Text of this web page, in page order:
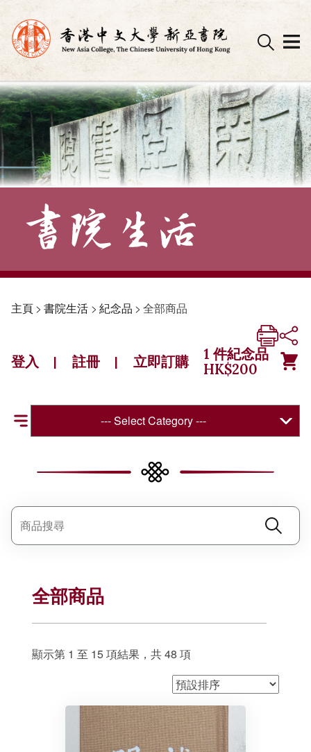
Skip
to
content
主頁> 書院生活 > 紀念品 > 全部商品
登入 | 註冊 | 立即訂購 1 件紀念品
HK$200
--- Select Category ---
全部商品
顯示第 1 至 15 項結果，共 48 項